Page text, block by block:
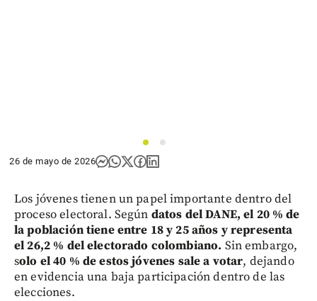
1
2
26 de mayo de 2026
Los jóvenes tienen un papel importante dentro del
proceso electoral. Según datos del DANE, el 20 % de
la población tiene entre 18 y 25 años y representa
el 26,2 % del electorado colombiano. Sin embargo,
solo el 40 % de estos jóvenes sale a votar, dejando
en evidencia una baja participación dentro de las
elecciones.